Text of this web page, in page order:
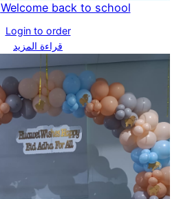
Welcome back to school ديكور بالون
Login to order
قراءة المزيد